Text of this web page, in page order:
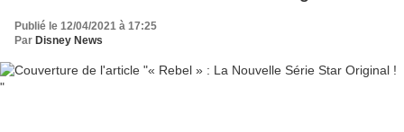
Publié le 12/04/2021 à 17:25
Par Disney News